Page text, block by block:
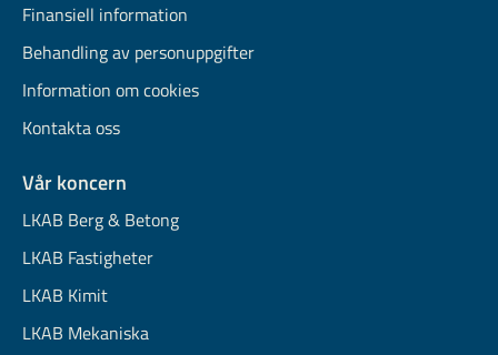
Finansiell information
Behandling av personuppgifter
Information om cookies
Kontakta oss
Vår koncern
LKAB Berg & Betong
LKAB Fastigheter
LKAB Kimit
LKAB Mekaniska